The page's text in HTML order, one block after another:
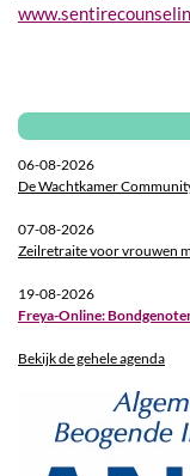
06-08-2026
De Wachtkamer
07-08-2026
Zeilretraite voor vrouwen
19-08-2026
Freya-Online:
Bekijk de gehele agenda